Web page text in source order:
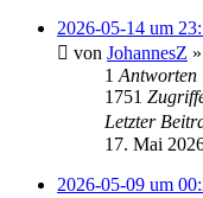
2026-05-14 um
von JohannesZ
1 Antworten
1751
Letzter
17. Mai
2026-05-09 um